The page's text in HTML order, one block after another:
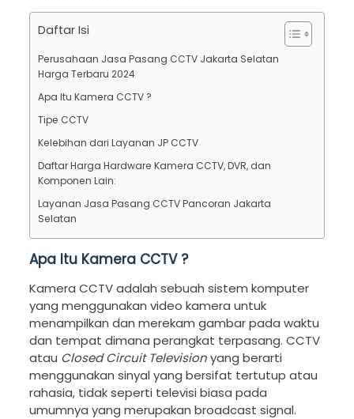
Daftar Isi
Perusahaan Jasa Pasang CCTV Jakarta Selatan
Harga Terbaru 2024
Apa Itu Kamera CCTV ?
Tipe CCTV
Kelebihan dari Layanan JP CCTV
Daftar Harga Hardware Kamera CCTV, DVR, dan
Komponen Lain:
Layanan Jasa Pasang CCTV Pancoran Jakarta
Selatan
Apa Itu Kamera CCTV ?
Kamera CCTV adalah sebuah sistem komputer
yang menggunakan video kamera untuk
menampilkan dan merekam gambar pada waktu
dan tempat dimana perangkat terpasang. CCTV
atau Closed Circuit Televisionyang berarti
menggunakan sinyal yang bersifat tertutup atau
rahasia, tidak seperti televisi biasa pada
umumnya yang merupakan broadcast signal.